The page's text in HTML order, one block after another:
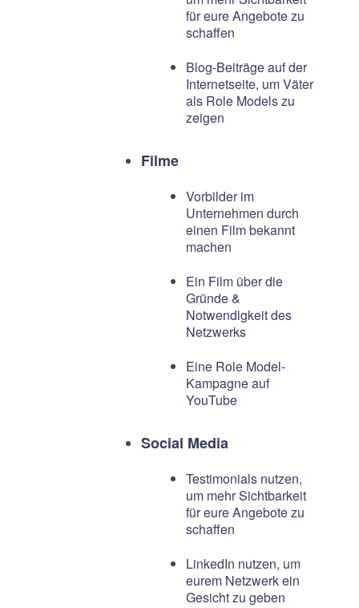
für eure Angebote zu
schaffen
Blog-Beiträge auf der
Internetseite, um Väter
als Role Models zu
zeigen
Filme
Vorbilder im
Unternehmen durch
einen Film bekannt
machen
Ein Film über die
Gründe &
Notwendigkeit des
Netzwerks
Eine Role Model-
Kampagne auf
YouTube
Social Media
Testimonials nutzen,
um mehr Sichtbarkeit
für eure Angebote zu
schaffen
LinkedIn nutzen, um
eurem Netzwerk ein
Gesicht zu geben